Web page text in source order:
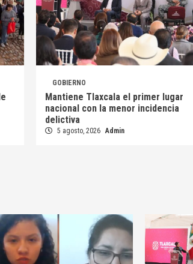
GOBIERNO
Mantiene Tlaxcala el primer lugar
nacional con la menor incidencia
delictiva
5 agosto, 2026 Admin